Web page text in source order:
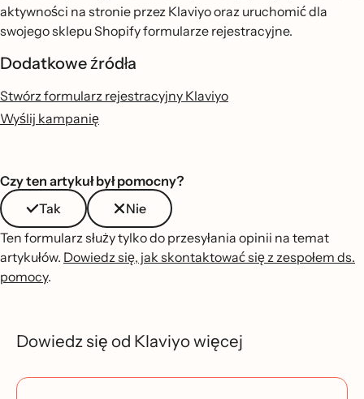
aktywności na stronie przez Klaviyo oraz uruchomić dla
swojego sklepu Shopify formularze rejestracyjne.
Dodatkowe źródła
Stwórz formularz rejestracyjny Klaviyo
Wyślij kampanię
Czy ten artykuł był pomocny?
Tak
Nie
Ten formularz służy tylko do przesyłania opinii na temat
artykułów. Dowiedz się, jak skontaktować się z zespołem ds.
pomocy.
Dowiedz się od Klaviyo więcej